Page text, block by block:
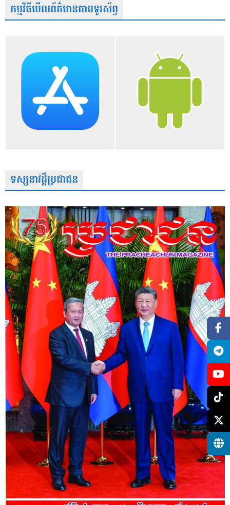
កម្មវិធីមើលព័ត៌មានតាមទូរស័ព្វ
ទស្សនាវដ្តីប្រជាជន